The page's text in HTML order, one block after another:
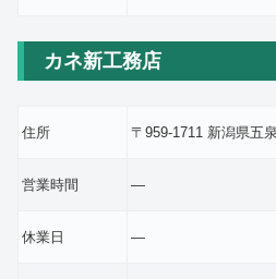
カネ新工務店
住所 〒959-1711 新潟県五
営業時間 ―
休業日 ―